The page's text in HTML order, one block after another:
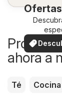
ahora a
Té Cocina